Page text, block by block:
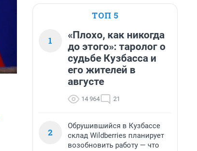
ТОП 5
1
«Плохо, как никогда
до этого»: таролог о
судьбе Кузбасса и
его жителей в
августе
14 964 21
2
Обрушившийся в Кузбассе
склад Wildberries планирует
возобновить работу — что